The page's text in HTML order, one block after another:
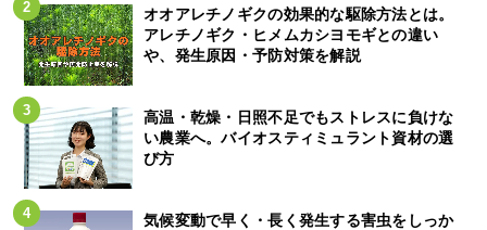
オオアレチノギクの効果的な駆除方法とは。
アレチノギク・ヒメムカシヨモギとの違い
や、発生原因・予防対策を解説
高温・乾燥・日照不足でもストレスに負けな
い農業へ。バイオスティミュラント資材の選
び方
気候変動で早く・長く発生する害虫をしっか